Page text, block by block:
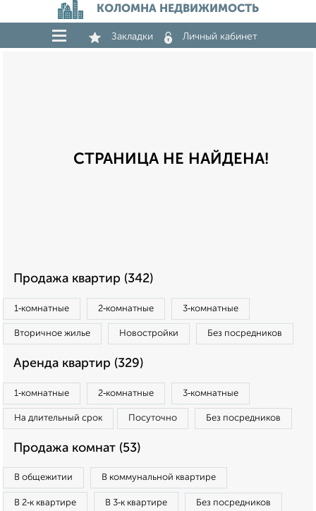
КОЛОМНА НЕДВИЖИМОСТЬ
Закладки Личный кабинет
СТРАНИЦА НЕ НАЙДЕНА!
Продажа квартир (342)
1‑комнатные 2‑комнатные 3‑комнатные
Вторичное жилье Новостройки Без посредников
Аренда квартир (329)
1‑комнатные 2‑комнатные 3‑комнатные
На длительный срок Посуточно Без посредников
Продажа комнат (53)
В общежитии В коммунальной квартире
В 2‑к квартире В 3‑к квартире Без посредников